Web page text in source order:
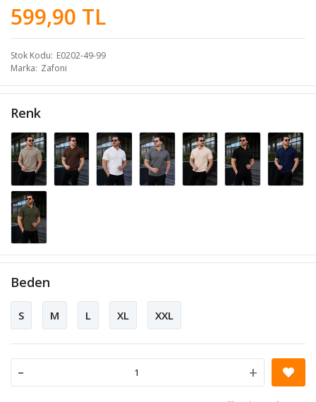
599,90 TL
Stok Kodu E0202-49-99
Marka Zafoni
Renk
Beden
S M L XL XXL
- +